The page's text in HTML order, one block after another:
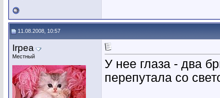
11.08.2008, 10:57
Irpea
Местный
У нее глаза - два
перепутала со